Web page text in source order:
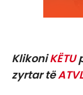
KlikoniKËTU
zyrtar të